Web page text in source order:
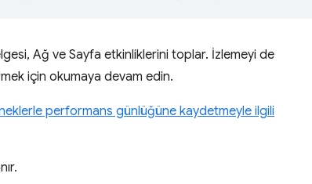
Ağ ve Sayfa etkinliklerini toplar. İzlemeyi de
için okumaya devam edin.
performans günlüğüne kaydetmeyle ilgili